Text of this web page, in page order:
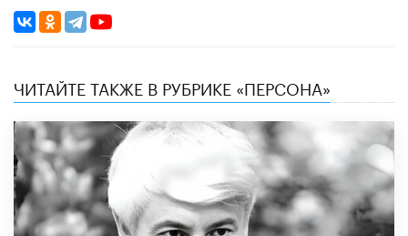
ЧИТАЙТЕ ТАКЖЕ В РУБРИКЕ «ПЕРСОНА»